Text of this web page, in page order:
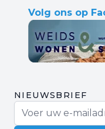
Volg ons op
NIEUWSBRIEF